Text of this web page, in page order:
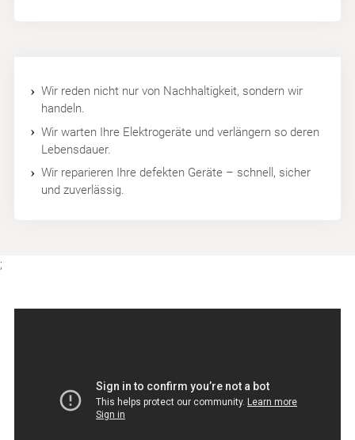
Wir reden nicht nur von Nachhaltigkeit, sondern wir
handeln.
Wir warten Ihre Elektrogeräte und verlängern so deren
Lebensdauer.
Wir reparieren Ihre defekten Geräte – schnell, sicher
und zuverlässig.
;